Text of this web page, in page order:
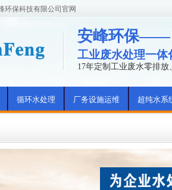
环保科技有限公司官网
安峰环保——
工业废水处理一体
17年定制工业废水零排
循环水处理 厂务设施运维 超纯水系